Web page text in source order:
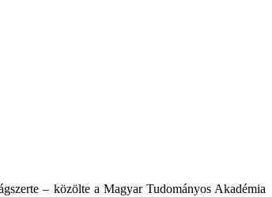
– közölte a Magyar Tudományos Akadémia